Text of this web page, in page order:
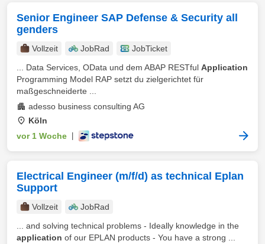
Senior Engineer SAP Defense & Security all
genders
Vollzeit JobRad
JobTicket
... Data Services, OData und dem ABAP RESTful Application
Programming Model RAP setzt du zielgerichtet für
maßgeschneiderte ...
adesso business consulting AG
Köln
vor 1 Woche
Electrical Engineer (m/f/d) as technical Eplan
Support
Vollzeit
JobRad
... and solving technical problems - Ideally knowledge in the
application of our EPLAN products - You have a strong ...